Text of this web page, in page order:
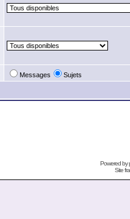
Messages Sujets
Powered by
Site